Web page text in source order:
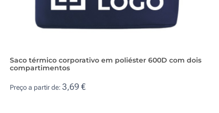
Saco térmico corporativo em poliéster 600D com dois
compartimentos
Preço a partir de: 3,69 €